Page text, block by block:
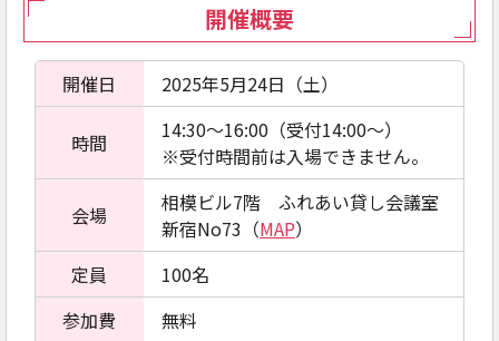
開催概要
開催日 2025年5月24日（土）
時間
14:30～16:00（受付14:00～）
※受付時間前は入場できません。
会場
相模ビル7階 ふれあい貸し会議室
新宿No73（MAP）
定員
100名
参加費
無料